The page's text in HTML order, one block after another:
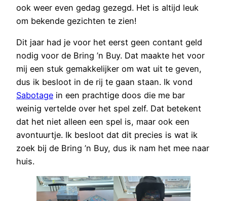
ook weer even gedag gezegd. Het is altijd leuk
om bekende gezichten te zien!
Dit jaar had je voor het eerst geen contant geld
nodig voor de Bring ’n Buy. Dat maakte het voor
mij een stuk gemakkelijker om wat uit te geven,
dus ik besloot in de rij te gaan staan. Ik vond
Sabotage in een prachtige doos die me bar
weinig vertelde over het spel zelf. Dat betekent
dat het niet alleen een spel is, maar ook een
avontuurtje. Ik besloot dat dit precies is wat ik
zoek bij de Bring ’n Buy, dus ik nam het mee naar
huis.